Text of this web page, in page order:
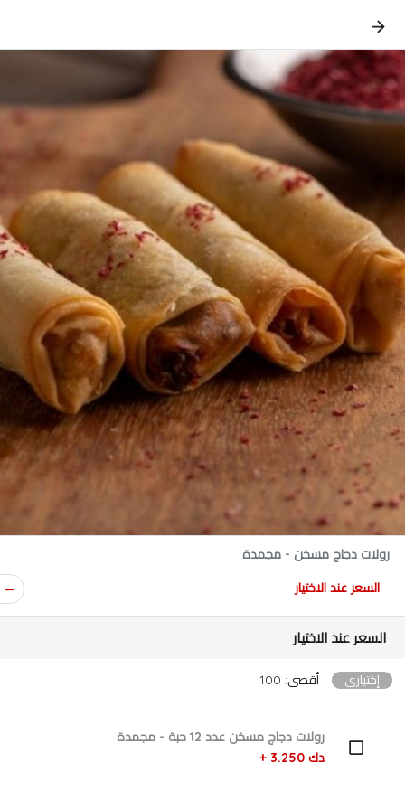
رولات دجاج مسخن - مجمدة
السعر عند الاختيار
السعر عند الاختيار
إختياري أقصى: 100
رولات دجاج مسخن عدد 12 حبة - مجمدة
دك 3.250 +